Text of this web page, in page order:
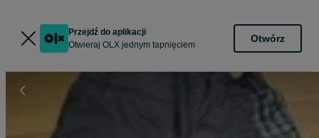
Przejdź do aplikacji
Otwieraj OLX jednym tapnięciem
Otwórz